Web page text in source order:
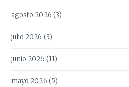
agosto 2026 (3)
julio 2026 (3)
junio 2026 (11)
mayo 2026 (5)